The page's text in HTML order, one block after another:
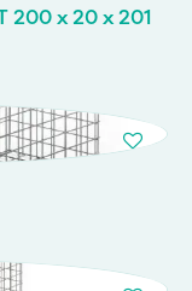
200 x 20 x 201